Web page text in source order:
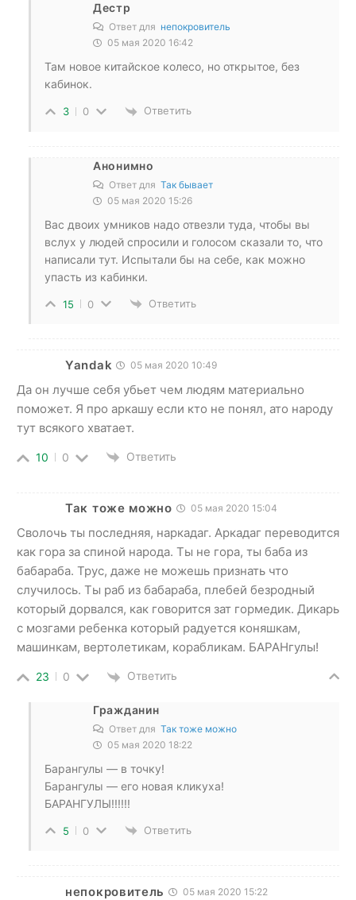
Дестр
Ответ для непокровитель
05 мая 2020 16:42
Там новое китайское колесо, но открытое, без
кабинок.
3 0 Ответить
Анонимно
Ответ для Так бывает
05 мая 2020 15:26
Вас двоих умников надо отвезли туда, чтобы вы
вслух у людей спросили и голосом сказали то, что
написали тут. Испытали бы на себе, как можно
упасть из кабинки.
15 0 Ответить
Yandak 05 мая 2020 10:49
Да он лучше себя убьет чем людям материально
поможет. Я про аркашу если кто не понял, ато народу
тут всякого хватает.
10 0 Ответить
Так тоже можно 05 мая 2020 15:04
Сволочь ты последняя, наркадаг. Аркадаг переводится
как гора за спиной народа. Ты не гора, ты баба из
бабараба. Трус, даже не можешь признать что
случилось. Ты раб из бабараба, плебей безродный
который дорвался, как говорится зат гормедик. Дикарь
с мозгами ребенка который радуется коняшкам,
машинкам, вертолетикам, корабликам. БАРАНгулы!
23 0 Ответить
Гражданин
Ответ для Так тоже можно
05 мая 2020 18:22
Барангулы — в точку!
Барангулы — его новая кликуха!
БАРАНГУЛЫ!!!!!!
5 0 Ответить
непокровитель 05 мая 2020 15:22